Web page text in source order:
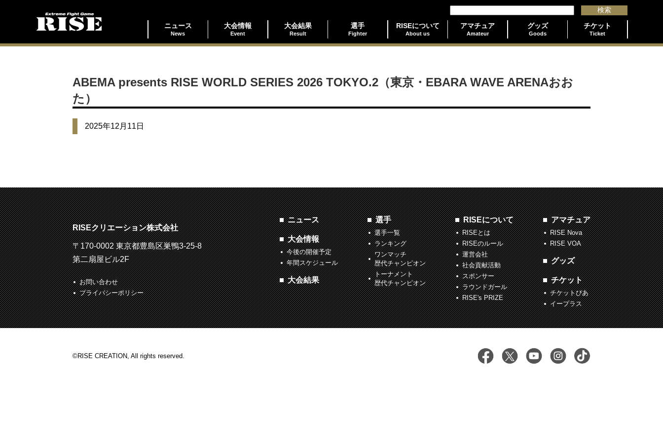
ニュース
News
大会情報
Event
大会結果
Result
選手
Fighter
RISEについて
About us
アマチュア
Amateur
グッズ
Goods
チケット
Ticket
ABEMA presents RISE WORLD SERIES 2026 TOKYO.2（東京・EBARA WAVE ARENAおお
た）
2025年12月11日
RISEクリエーション株式会社
〒170-0002 東京都豊島区巣鴨3-25-8
第二扇屋ビル2F
お問い合わせ
プライバシーポリシー
ニュース
大会情報
今後の開催予定
年間スケジュール
大会結果
選手
選手一覧
ランキング
ワンマッチ
歴代チャンピオン
トーナメント
歴代チャンピオン
RISEについて
RISEとは
RISEのルール
運営会社
社会貢献活動
スポンサー
ラウンドガール
RISE's PRIZE
アマチュア
RISE Nova
RISE VOA
グッズ
チケット
チケットぴあ
イープラス
©RISE CREATION, All rights reserved.